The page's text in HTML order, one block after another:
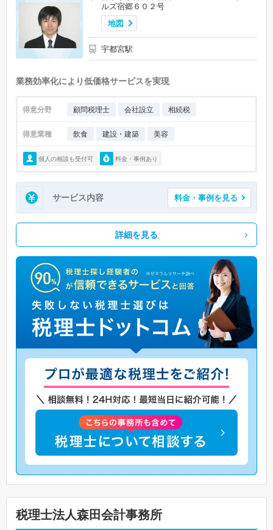
ルズ宿郷６０２号
地図
宇都宮駅
業務効率化により低価格サービスを実現
得意分野 顧問税理士 会社設立 相続税
得意業種 飲食 建設・建築 美容
個人の相談も受付可 料金・事例あり
サービス内容 料金・事例を見る
詳細を見る
税理士法人森田会計事務所